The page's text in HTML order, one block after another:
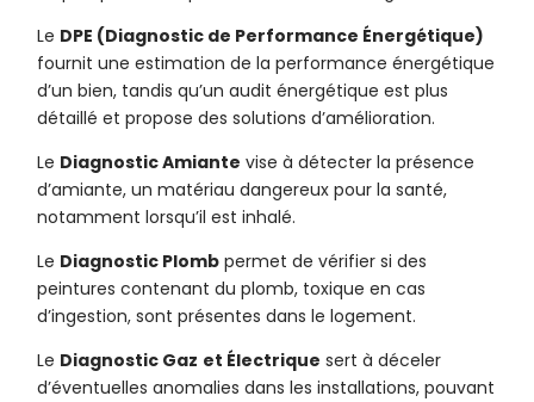
Le DPE (Diagnostic de Performance Énergétique)
fournit une estimation de la performance énergétique
d’un bien, tandis qu’un audit énergétique est plus
détaillé et propose des solutions d’amélioration.
Le Diagnostic Amiante vise à détecter la présence
d’amiante, un matériau dangereux pour la santé,
notamment lorsqu’il est inhalé.
Le Diagnostic Plomb permet de vérifier si des
peintures contenant du plomb, toxique en cas
d’ingestion, sont présentes dans le logement.
Le Diagnostic Gaz et Électrique sert à déceler
d’éventuelles anomalies dans les installations, pouvant